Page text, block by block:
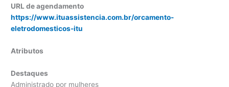
URL de agendamento
https://www.ituassistencia.com.br/orcamento-
eletrodomesticos-itu
Atributos
Destaques
Administrado por mulheres